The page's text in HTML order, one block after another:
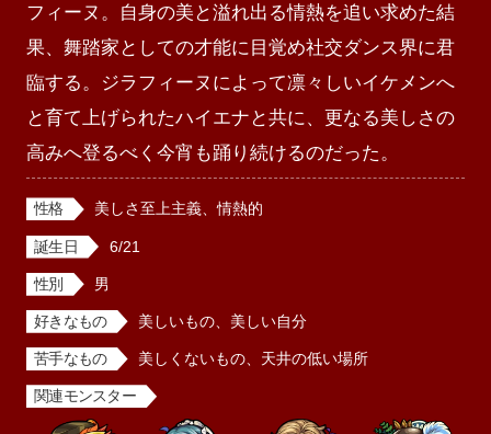
フィーヌ。自身の美と溢れ出る情熱を追い求めた結
果、舞踏家としての才能に目覚め社交ダンス界に君
臨する。ジラフィーヌによって凛々しいイケメンへ
と育て上げられたハイエナと共に、更なる美しさの
高みへ登るべく今宵も踊り続けるのだった。
性格 美しさ至上主義、情熱的
誕生日 6/21
性別 男
好きなもの 美しいもの、美しい自分
苦手なもの 美しくないもの、天井の低い場所
関連モンスター